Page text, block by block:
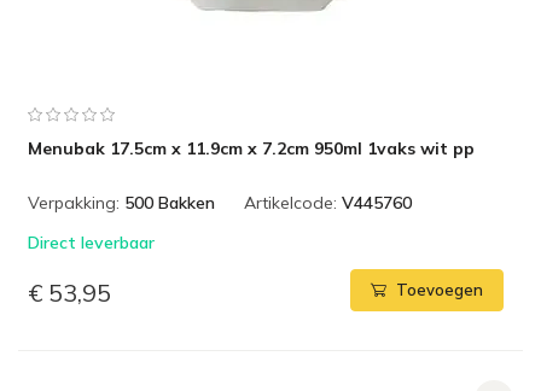
Menubak 17.5cm x 11.9cm x 7.2cm 950ml 1vaks wit pp
Verpakking: 500 Bakken Artikelcode: V445760
Direct leverbaar
€ 53,95 Toevoegen